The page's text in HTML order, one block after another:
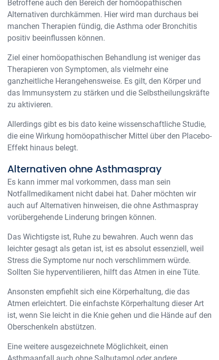
Betroffene auch den Bereich der homöopathischen
Alternativen durchkämmen. Hier wird man durchaus bei
manchen Therapien fündig, die Asthma oder Bronchitis
positiv beeinflussen können.
Ziel einer homöopathischen Behandlung ist weniger das
Therapieren von Symptomen, als vielmehr eine
ganzheitliche Herangehensweise. Es gilt, den Körper und
das Immunsystem zu stärken und die Selbstheilungskräfte
zu aktivieren.
Allerdings gibt es bis dato keine wissenschaftliche Studie,
die eine Wirkung homöopathischer Mittel über den Placebo-
Effekt hinaus belegt.
Alternativen ohne Asthmaspray
Es kann immer mal vorkommen, dass man sein
Notfallmedikament nicht dabei hat. Daher möchten wir
auch auf Alternativen hinweisen, die ohne Asthmaspray
vorübergehende Linderung bringen können.
Das Wichtigste ist, Ruhe zu bewahren. Auch wenn das
leichter gesagt als getan ist, ist es absolut essenziell, weil
Stress die Symptome nur noch verschlimmern würde.
Sollten Sie hyperventilieren, hilft das Atmen in eine Tüte.
Ansonsten empfiehlt sich eine Körperhaltung, die das
Atmen erleichtert. Die einfachste Körperhaltung dieser Art
ist, wenn Sie leicht in die Knie gehen und die Hände auf den
Oberschenkeln abstützen.
Eine weitere ausgezeichnete Möglichkeit, einen